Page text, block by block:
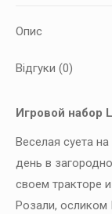
Опис
Відгуки (0)
Игровой набор
Веселая суета
день в
своем тракторе
Розали, осликом